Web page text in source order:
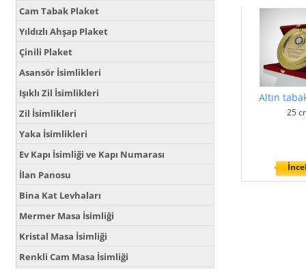
Cam Tabak Plaket
Yıldızlı Ahşap Plaket
Çinili Plaket
Asansör İsimlikleri
Işıklı Zil İsimlikleri
Zil İsimlikleri
Yaka İsimlikleri
Ev Kapı İsimliği ve Kapı Numarası
İlan Panosu
Bina Kat Levhaları
Mermer Masa İsimliği
Kristal Masa İsimliği
Renkli Cam Masa İsimliği
Altın
25